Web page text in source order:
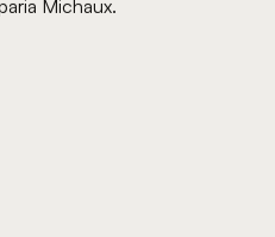
Michaux.